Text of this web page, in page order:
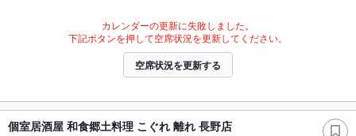
カレンダーの更新に失敗しました。
下記ボタンを押して空席状況を更新してください。
空席状況を更新する
個室居酒屋 和食郷土料理 こぐれ 離れ 長野店